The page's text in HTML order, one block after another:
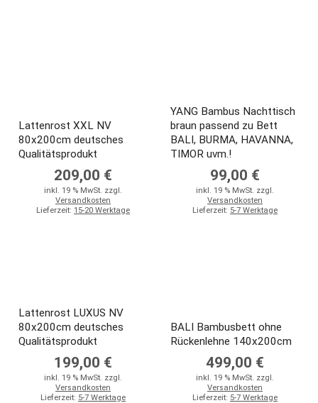
Lattenrost XXL NV
80x200cm deutsches
Qualitätsprodukt
209,00 €
inkl. 19 % MwSt. zzgl.
Versandkosten
Lieferzeit: 15-20 Werktage
YANG Bambus Nachttisch
braun passend zu Bett
BALI, BURMA, HAVANNA,
TIMOR uvm.!
99,00 €
inkl. 19 % MwSt. zzgl.
Versandkosten
Lieferzeit: 5-7 Werktage
Lattenrost LUXUS NV
80x200cm deutsches
Qualitätsprodukt
199,00 €
inkl. 19 % MwSt. zzgl.
Versandkosten
Lieferzeit: 5-7 Werktage
BALI Bambusbett ohne
Rückenlehne 140x200cm
499,00 €
inkl. 19 % MwSt. zzgl.
Versandkosten
Lieferzeit: 5-7 Werktage